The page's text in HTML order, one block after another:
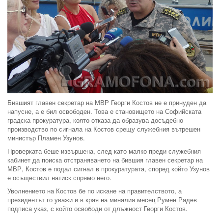
Бившият главен секретар на МВР Георги Костов не е принуден да
напусне, а е бил освободен. Това е становището на Софийската
градска прокуратура, която отказа да образува досъдебно
производство по сигнала на Костов срещу служебния вътрешен
министър Пламен Узунов.
Проверката беше извършена, след като малко преди служебния
кабинет да поиска отстраняването на бившия главен секретар на
МВР, Костов е подал сигнал в прокуратурата, според който Узунов
е осъществил натиск спрямо него.
Уволнението на Костов бе по искане на правителството, а
президентът го уважи и в края на миналия месец Румен Радев
подписа указ, с който освободи от длъжност Георги Костов.